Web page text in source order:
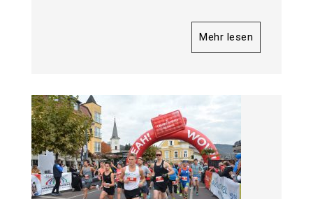
Mehr lesen